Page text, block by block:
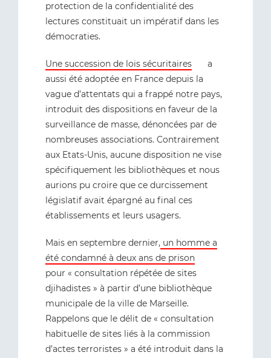
protection de la confidentialité des
lectures constituait un impératif dans les
démocraties.
Une succession de lois sécuritaires
a
aussi été adoptée en France depuis la
vague d’attentats qui a frappé notre pays,
introduit des dispositions en faveur de la
surveillance de masse, dénoncées par de
nombreuses associations. Contrairement
aux Etats-Unis, aucune disposition ne vise
spécifiquement les bibliothèques et nous
aurions pu croire que ce durcissement
législatif avait épargné au final ces
établissements et leurs usagers.
Mais en septembre dernier, un homme a
été condamné à deux ans de prison
pour « consultation répétée de sites
djihadistes » à partir d’une bibliothèque
municipale de la ville de Marseille.
Rappelons que le délit de « consultation
habituelle de sites liés à la commission
d’actes terroristes » a été introduit dans la